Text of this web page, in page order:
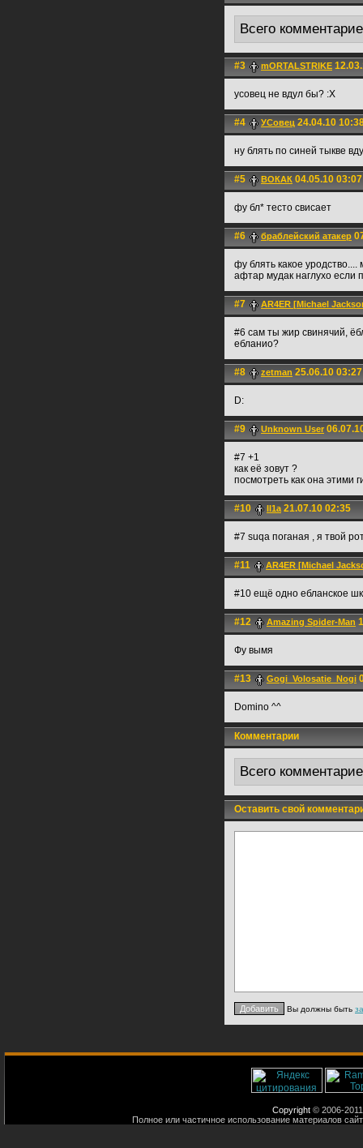
Всего
#3 mORTALSTRIKE
усовец не вдул бы? :Х
#4 УСовец 24.04.10
ну блять по синей тыкве
#5 ВОКАК 04.05.10 03:07
фу бл* тесто свисает
#6 браблейский атакер
фу блять какое
афтар мудак наглухо если
#7 AR4ER [Michael
#6 сам ты жир свинячий,
ебланио?
#8 zetman 25.06.10 03:27
D:
#9 Unknown User
#7 +1
как её зовут ?
посмотреть как она этими
#10 Il1a21.07.10 02:35
#7 suqa поганая , я твой
#11 AR4ER [Michael
#10 ещё одно ебланское
#12 Amazing Spider-Man
Фу вымя
#13 Gogi_Volosatie_Nogi
Domino ^^
Комментарии
Всего
Оставить свой
Вы должны быть
Copyright © 2006-
Полное или частичное использование материалов